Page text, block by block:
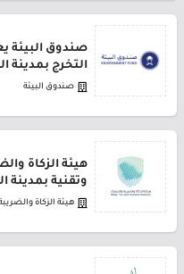
صندوق البيئة
التخرج بمدينة
صندوق البيئة
هيئة الزكاة
وتقنية بمدينة
هيئة الزكاة